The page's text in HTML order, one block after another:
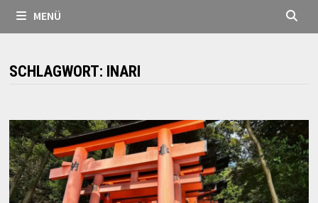
MENÜ
SCHLAGWORT: INARI